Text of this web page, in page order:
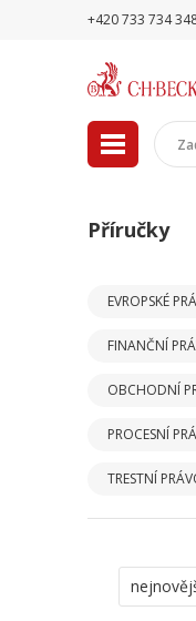
+420 733 734
Příručky
EVROPSKÉ
FINANČNÍ
OBCHODNÍ
PROCESNÍ
TRESTNÍ